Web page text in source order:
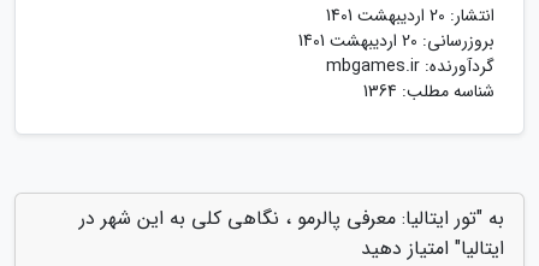
انتشار: 20 اردیبهشت 1401
بروزرسانی: 20 اردیبهشت 1401
گردآورنده: mbgames.ir
شناسه مطلب: 1364
به "تور ایتالیا: معرفی پالرمو ، نگاهی کلی به این شهر در
ایتالیا" امتیاز دهید